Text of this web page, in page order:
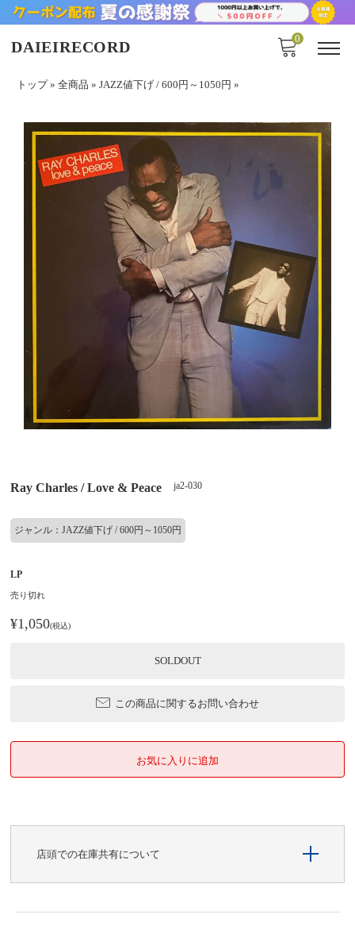
DAIEIRECORD 0
トップ» 全商品 » JAZZ値下げ / 600円～1050円 »
Ray Charles / Love & Peace ja2-030
ジャンル：JAZZ値下げ / 600円～1050円
LP
売り切れ
¥1,050(税込)
SOLDOUT
この商品に関するお問い合わせ
店頭での在庫共有について